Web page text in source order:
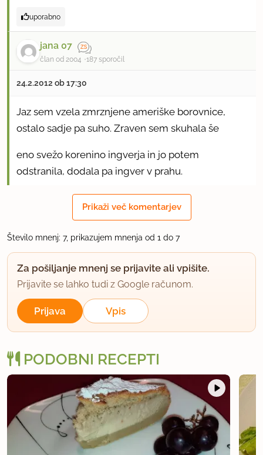
uporabno
jana 07
član od 2004 187 sporočil
24.2.2012 ob 17:30
Jaz sem vzela zmrznjene ameriške borovnice,
ostalo sadje pa suho. Zraven sem skuhala še
eno svežo korenino ingverja in jo potem
odstranila, dodala pa ingver v prahu.
Marmelada je res dobra.
Sem pa isti recept dobila od kolegice po mailu že
v ponedeljek, tako, da jo že 3 dni jem po dve žlički
na dan.
mali kuhar
24.2.2012 ob 18:19
Brusnice so lahko suhe vendar je bolje če so
zamrznjene ali sveže.
uporabno
Prikaži več komentarjev
Število mnenj: 7, prikazujem mnenja od 1 do 7
Za pošiljanje mnenj se prijavite ali vpišite.
Prijavite se lahko tudi z Google računom.
Prijava Vpis
PODOBNI RECEPTI